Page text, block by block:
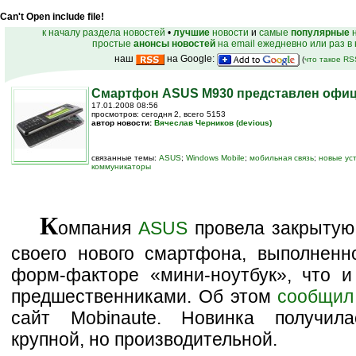
Can't Open include file!
к началу раздела новостей • лучшие новости и самые популярные
простые анонсы новостей на email ежедневно или раз
наш
на Google: (что такое
Смартфон ASUS M930 представлен
17.01.2008 08:56
просмотров: сегодня 2, всего 5153
автор новости: Вячеслав Черников (devious)
связанные темы: ASUS; Windows Mobile; мобильная связь; новые
коммуникаторы
Компания ASUS провела
своего нового смартфона,
форм-факторе «мини-ноутбук», что
предшественниками. Об этом сообщил
сайт Mobinaute. Новинка
крупной, но производительной.